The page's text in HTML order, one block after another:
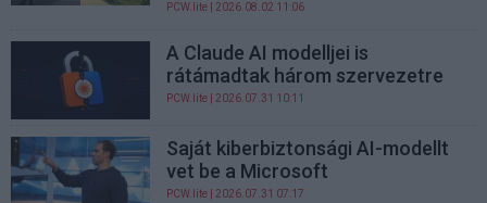
PCW.lite | 2026.08.02 11:06
A Claude AI modelljei is
rátámadtak három szervezetre
PCW.lite | 2026.07.31 10:11
Saját kiberbiztonsági AI-modellt
vet be a Microsoft
PCW.lite | 2026.07.31 07:17